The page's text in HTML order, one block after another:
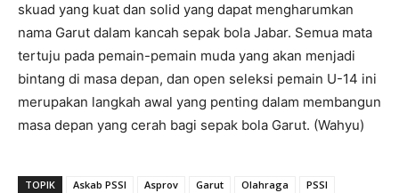
skuad yang kuat dan solid yang dapat mengharumkan
nama Garut dalam kancah sepak bola Jabar. Semua mata
tertuju pada pemain-pemain muda yang akan menjadi
bintang di masa depan, dan open seleksi pemain U-14 ini
merupakan langkah awal yang penting dalam membangun
masa depan yang cerah bagi sepak bola Garut. (Wahyu)
TOPIK Askab PSSI Asprov Garut Olahraga PSSI